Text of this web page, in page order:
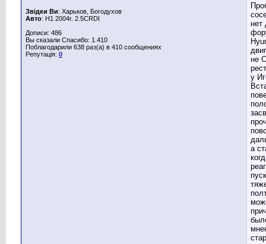
Звідки Ви: Харьков, Богодухов
Авто: H1 2004г. 2.5CRDI
Дописи: 486
Вы сказали Спасибо: 1.410
Поблагодарили 638 раз(а) в 410 сообщениях
Репутація: 0
нет
не
у
а